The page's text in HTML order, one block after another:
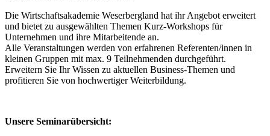
Die Wirtschaftsakademie Weserbergland hat ihr Angebot erweitert
und bietet zu ausgewählten Themen Kurz-Workshops für
Unternehmen und ihre Mitarbeitende an.
Alle Veranstaltungen werden von erfahrenen Referenten/innen in
kleinen Gruppen mit max. 9 Teilnehmenden durchgeführt.
Erweitern Sie Ihr Wissen zu aktuellen Business-Themen und
profitieren Sie von hochwertiger Weiterbildung.
Unsere Seminarübersicht: